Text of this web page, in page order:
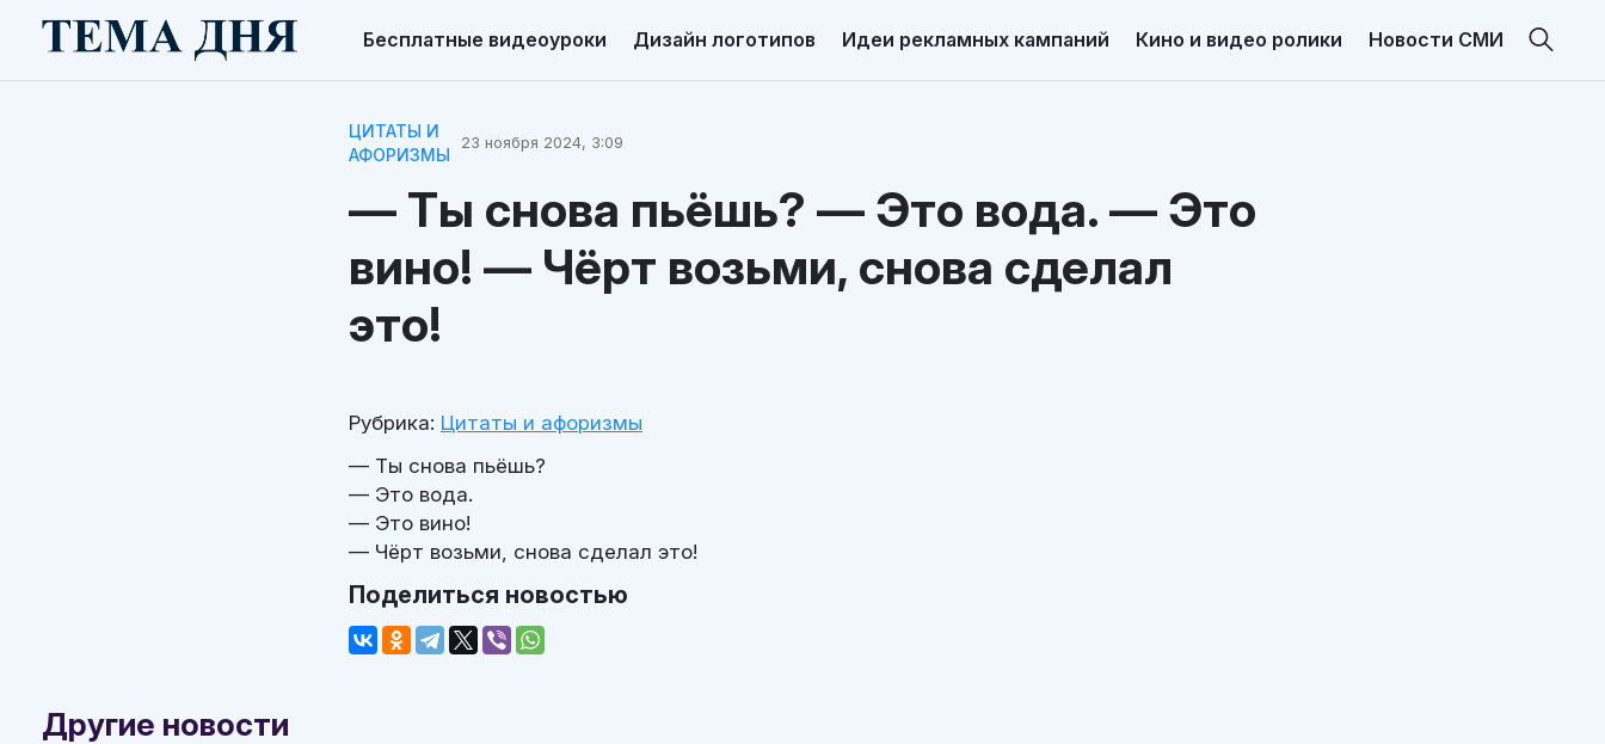
Бесплатные видеоуроки Дизайн логотипов Идеи рекламных кампаний Кино и видео ролики Новости СМИ
ЦИТАТЫ И
АФОРИЗМЫ
23 ноября 2024, 3:09
— Ты снова пьёшь? — Это вода. — Это
вино! — Чёрт возьми, снова сделал
это!
Рубрика: Цитаты и афоризмы
— Ты снова пьёшь?
— Это вода.
— Это вино!
— Чёрт возьми, снова сделал это!
Поделиться новостью
Другие новости